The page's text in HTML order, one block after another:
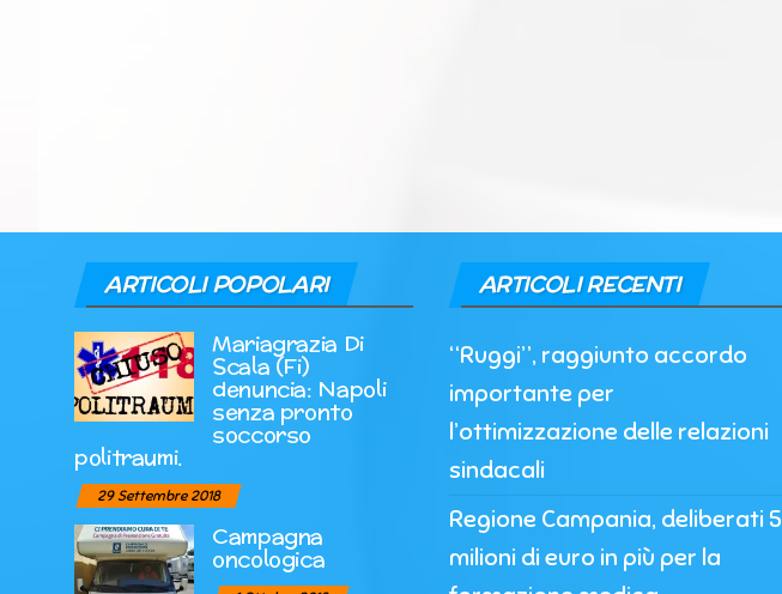
ARTICOLI POPOLARI
Mariagrazia Di
Scala (Fi)
denuncia: Napoli
senza pronto
soccorso
politraumi.
29 Settembre 2018
Campagna
oncologica
ARTICOLI RECENTI
“Ruggi”, raggiunto accordo
importante per
l’ottimizzazione delle relazioni
sindacali
Regione Campania, deliberati 5
milioni di euro in più per la